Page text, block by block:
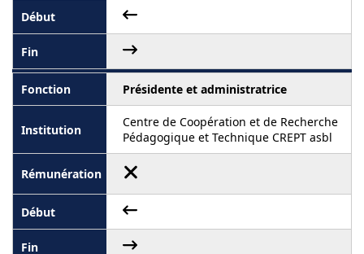
Présidente et administratrice
Centre de Coopération et de Recherche
Pédagogique et Technique CREPT asbl